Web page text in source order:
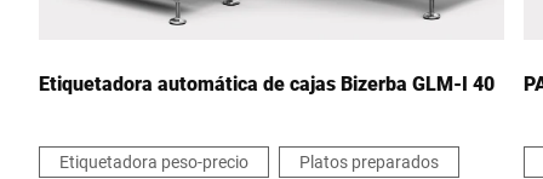
Escríbenos tu mensaje *
Etiquetadora automática de cajas Bizerba GLM-I 40
Etiquetadora peso-precio
Platos preparados